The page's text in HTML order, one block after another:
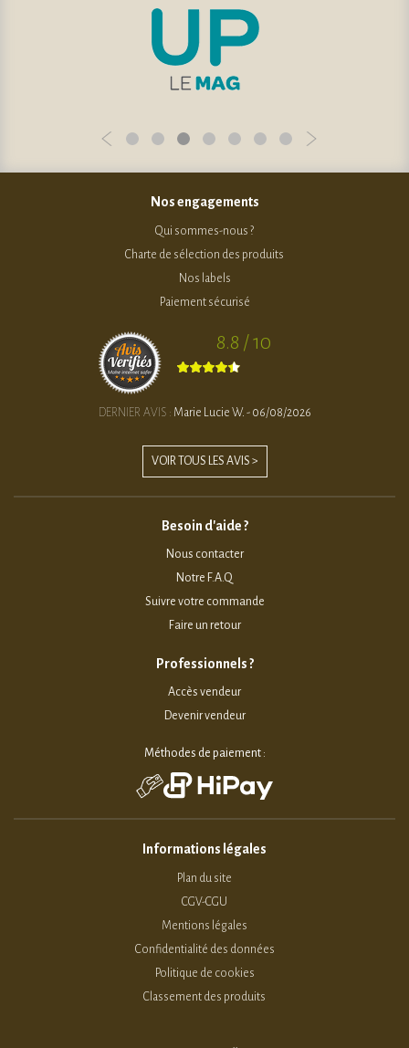
Nos engagements
Qui sommes-nous ?
Charte de sélection des produits
Nos labels
Paiement sécurisé
8.8 / 10
DERNIER AVIS : Marie Lucie W. - 06/08/2026
VOIR TOUS LES AVIS >
Besoin d'aide ?
Nous contacter
Notre F.A.Q
Suivre votre commande
Faire un retour
Professionnels ?
Accès vendeur
Devenir vendeur
Méthodes de paiement :
Informations légales
Plan du site
CGV-CGU
Mentions légales
Confidentialité des données
Politique de cookies
Classement des produits